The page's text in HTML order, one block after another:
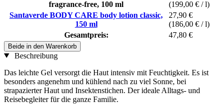
fragrance-free, 100 ml
(199,00 € / l)
Santaverde BODY CARE body lotion classic,
150 ml
27,90 €
(186,00 € / l)
Gesamtpreis:
47,80 €
Beide in den Warenkorb
Beschreibung
Das leichte Gel versorgt die Haut intensiv mit Feuchtigkeit. Es ist
besonders angenehm und kühlend nach zu viel Sonne, bei
strapazierter Haut und Insektenstichen. Der ideale Alltags- und
Reisebegleiter für die ganze Familie.